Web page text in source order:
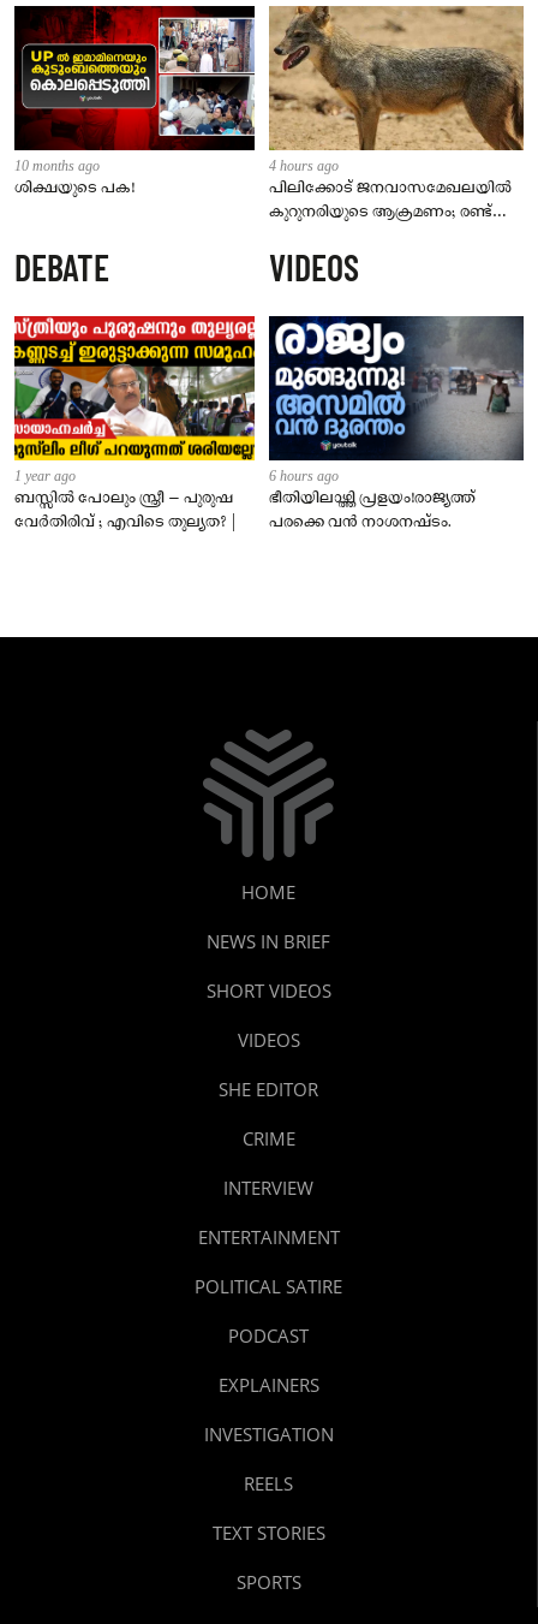
10 months ago
ശിക്ഷയുടെ പക!
4 hours ago
പിലിക്കോട് ജനവാസമേഖലയിൽ
കുറുനരിയുടെ ആക്രമണം; രണ്ട്
നിർദേശം നൽകി പഞ്ചായത്ത്
DEBATE
1 year ago
ബസ്സിൽ പോലും സ്ത്രീ – പുരുഷ
വേർതിരിവ് ; എവിടെ തുല്യത? |
VIDEOS
6 hours ago
ഭീതിയിലാഴ്ത്തി പ്രളയം!രാജ്യത്ത്
പരക്കെ വൻ നാശനഷ്ടം.
HOME
NEWS IN BRIEF
SHORT VIDEOS
VIDEOS
SHE EDITOR
CRIME
INTERVIEW
ENTERTAINMENT
POLITICAL SATIRE
PODCAST
EXPLAINERS
INVESTIGATION
REELS
TEXT STORIES
SPORTS